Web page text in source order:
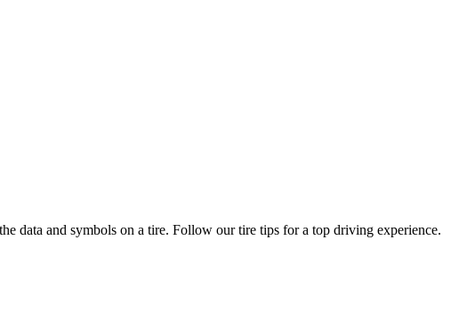
data and symbols on a tire. Follow our tire tips for a top driving experience.